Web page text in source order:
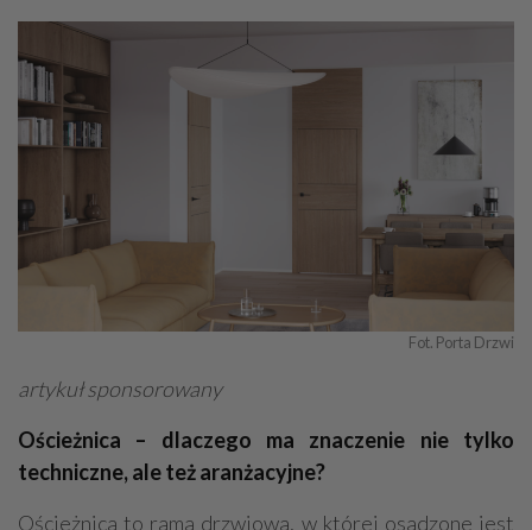
Fot. Porta Drzwi
artykuł sponsorowany
Ościeżnica – dlaczego ma znaczenie nie tylko
techniczne, ale też aranżacyjne?
Ościeżnica to rama drzwiowa, w której osadzone jest